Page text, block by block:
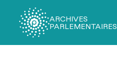
ARCHIVES
PARLEMENTAIRES